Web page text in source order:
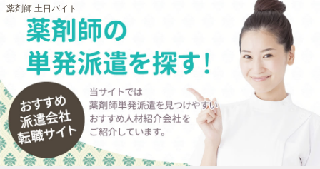
薬剤師 土日バイト